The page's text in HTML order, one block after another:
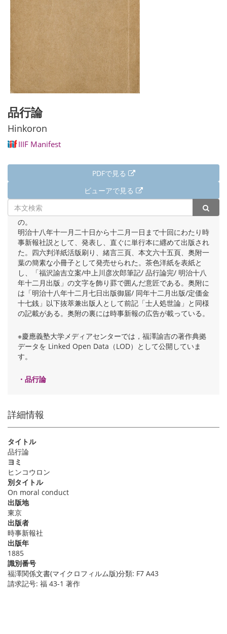
品行論
Hinkoron
IIIF Manifest
PDFで見る
ビューアで見る
「日本婦人論」の論旨を発展させて、男子の品行を論じたも
の。
明治十八年十一月二十日から十二月一日まで十回にわたり時
事新報社説として、発表し、直ぐに単行本に纒めて出版され
た。四六判洋紙活版刷り、緒言三頁、本文六十五頁、奥附一
葉の簡素な小冊子として発売せられた。茶色洋紙を表紙と
し、「福沢諭吉立案/中上川彦次郎筆記/ 品行論完/ 明治十八
年十二月出版」の文字を飾り罫で囲んだ意匠である。奥附に
は「明治十八年十二月七日出版御届/ 同年十二月出版/定価金
十七銭」以下抜萃兼出版人として前記「士人処世論」と同様
の記載がある。奥附の裏には時事新報の広告が載っている。
※慶應義塾大学メディアセンターでは，福澤諭吉の著作典拠
データを Linked Open Data（LOD）として公開していま
す。
・品行論
詳細情報
タイトル
品行論
ヨミ
ヒンコウロン
別タイトル
On moral conduct
出版地
東京
出版者
時事新報社
出版年
1885
識別番号
福澤関係文書(マイクロフィルム版)分類: F7 A43
請求記号: 福 43-1 著作